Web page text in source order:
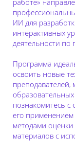
ИИ для
интерактивных
деятельности по
Программа
освоить новые
преподавателей,
познакомитесь
его применением
методами
материалов с